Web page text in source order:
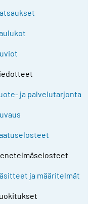
ja palvelutarjonta
ja määritelmät